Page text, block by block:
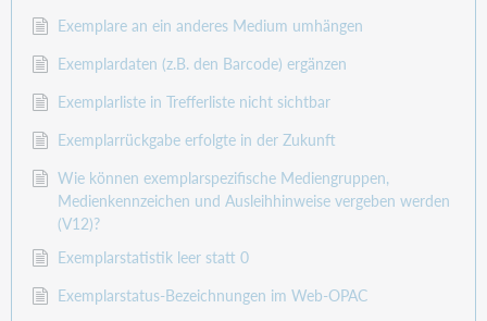
Exemplare an ein anderes Medium umhängen
Exemplardaten (z.B. den Barcode) ergänzen
Exemplarliste in Trefferliste nicht sichtbar
Exemplarrückgabe erfolgte in der Zukunft
Wie können exemplarspezifische Mediengruppen,
Medienkennzeichen und Ausleihhinweise vergeben werden
(V12)?
Exemplarstatistik leer statt 0
Exemplarstatus-Bezeichnungen im Web-OPAC